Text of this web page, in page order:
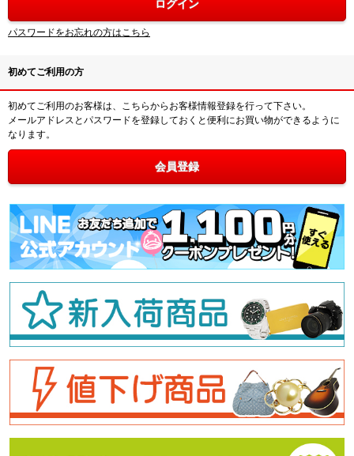
パスワードをお忘れの方はこちら
初めてご利用の方
初めてご利用のお客様は、こちらからお客様情報登録を行って下さい。
メールアドレスとパスワードを登録しておくと便利にお買い物ができるように
なります。